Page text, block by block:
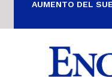
AUMENTO DEL